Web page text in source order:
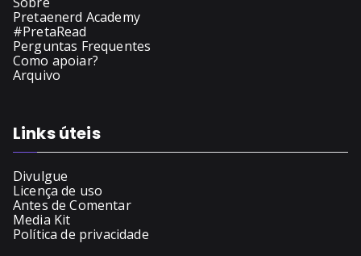
Pretaenerd Academy
#PretaRead
Perguntas Frequentes
Como apoiar?
Arquivo
Links úteis
Divulgue
Licença de uso
Antes de Comentar
Media Kit
Política de privacidade